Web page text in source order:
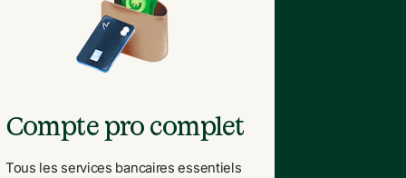
Compte pro complet
Tous les services bancaires essentiels